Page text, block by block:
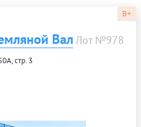
B+
Вал Лот №978
стр. 3